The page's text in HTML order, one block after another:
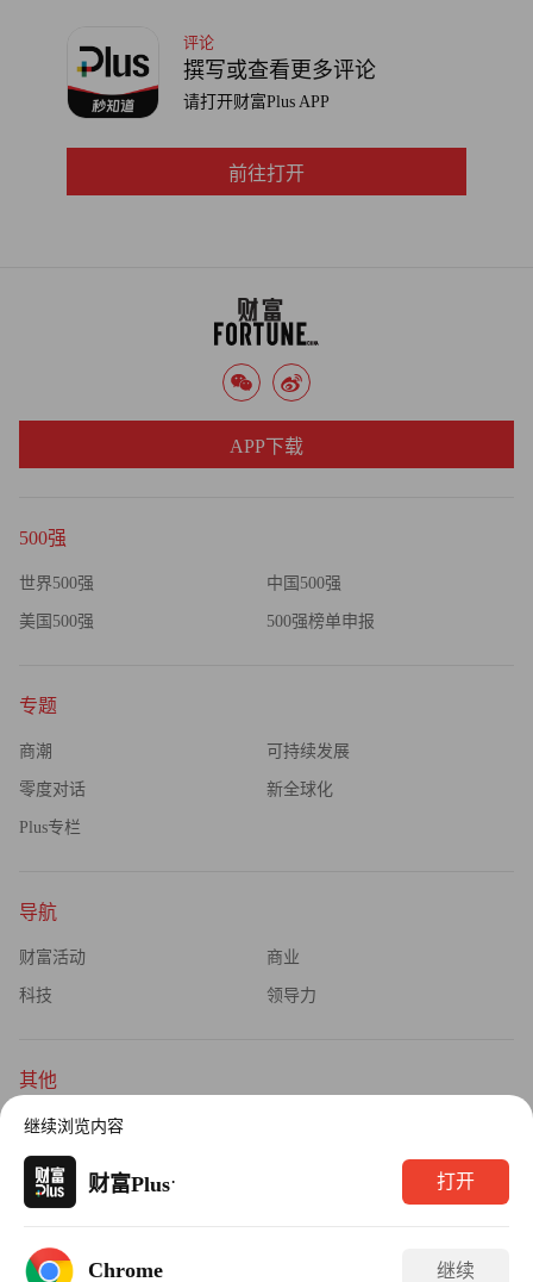
徐正喜欢研究中共历史，坦承《毛泽东选集》对自己影响很
大。他说，能走到延安、留下来的人，有能力，价值观坚
定。那都是已经沉淀下来的队伍，各个都思想坚定，能力突
候，就是势如破竹。为什么？因为它良将如云。好的公司发
生鲜零售的战争远未结束。一种新型的零售模式正在兴起
——社区团购。社区团购省去了配送环节，使得履约成本更
低。如果说社区团购模式本身并不可怕，那么真正可怕的就
开始，美团、拼多多、滴滴、京东、阿里巴巴、顺丰和腾讯
谈话即将结束，徐正回忆起大学毕业时和同学喝酒之时，觥
希望，百年之后，如果有人写这个行业的历史，你的这一
笔，是行业抹不去的那一笔？”言罢，徐正一饮而尽。（财
评论
撰写或查看更多评论
请打开财富Plus APP
前往打开
500强
世界500强 中国500强
美国500强 500强榜单申报
专题
商潮 可持续发展
零度对话 新全球化
Plus专栏
导航
财富活动 商业
科技 领导力
其他
杂志订阅
隐私政策
APP下载
Copyright © 2026财富媒体知识产权有限公司
版权所有，未经书面许可，任何机构不得转载
继续浏览内容
财富Plus· 打开
Chrome 继续